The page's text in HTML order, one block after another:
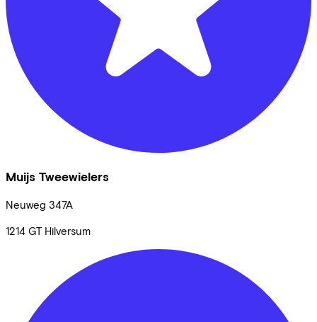
Muijs Tweewielers
Neuweg 347A
1214 GT Hilversum